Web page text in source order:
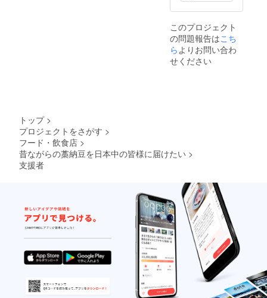
このプロジェクト
の問題報告はこち
ら よりお問い合わ
せください
トップ >
プロジェクトをさがす >
フード・飲食店 >
昔ながらの藁納豆を日本中の皆様に届けたい >
支援者